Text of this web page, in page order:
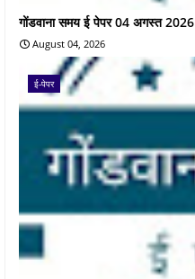
गोंडवाना समय ई पेपर 04 अगस्त 2026
August 04, 2026
ई-पेपर